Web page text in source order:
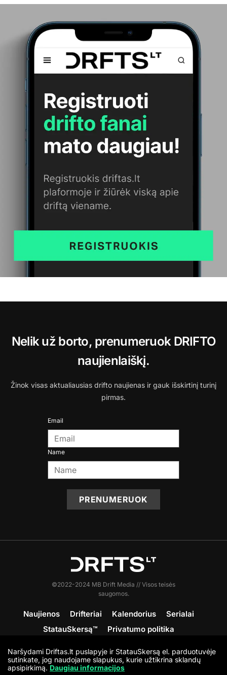
Nelik už borto, prenumeruok DRIFTO
naujienlaiškį.
Žinok visas aktualiausias drifto naujienas ir gauk išskirtinį turinį
pirmas.
Email
Name
PRENUMERUOK
©2022-2024 MB Drift Media // Visos teisės
saugomos.
Naujienos Drifteriai Kalendorius
Serialai
StatauSkersą™
Privatumo politika
Prisijunk
Naršydami Driftas.lt puslapyje ir StatauSkersą el. parduotuvėje
sutinkate, jog naudojame slapukus, kurie užtikrina sklandų
apsipirkimą. Daugiau informacijos